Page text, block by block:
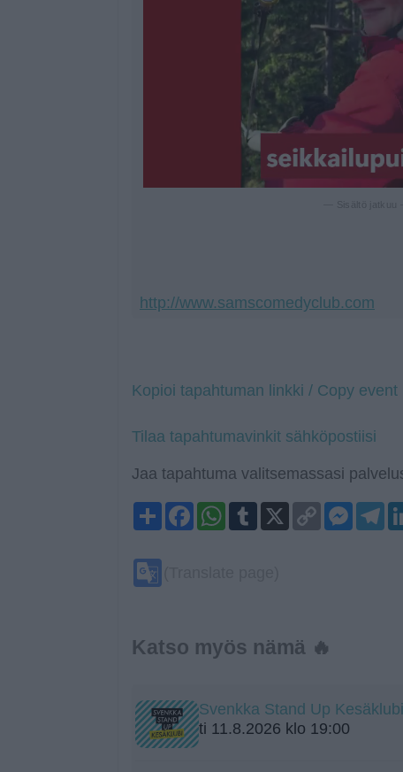
http://www.samscomedyclub.com
Kopioi tapahtuman linkki / Copy event
Tilaa tapahtumavinkit sähköpostiisi
Jaa tapahtuma valitsemassasi
ShareFacebookWhatsApp
Tumblr
X
Copy
Link
Katso myös nämä 🔥
Svenkka Stand Up
ti 11.8.2026 klo 19:00